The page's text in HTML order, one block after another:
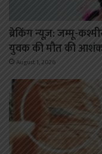
ब्रेकिंग न्यूज़: जम्मू-
युवक की मौत की
August 1, 2026